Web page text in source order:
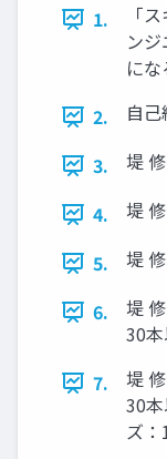
1.
「
ン
に
2.
自
3.
堤
4.
堤
5.
堤
6.
堤
30
7.
堤
30
ズ